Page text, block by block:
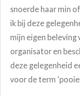
snoerde haar min
ik bij deze
mijn eigen beleving
organisator en
deze gelegenheid
voor de term